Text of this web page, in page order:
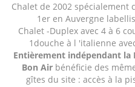
Chalet de 2002 spécialement
1er en Auvergne
Chalet -Duplex avec 4 à 6
1douche à l 'italienne
Entièrement indépendant la
Bon Air bénéficie des
gîtes du site : accès à la